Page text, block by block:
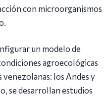
con microorganismos
un modelo de
agroecológicas
los Andes y
se desarrollan estudios